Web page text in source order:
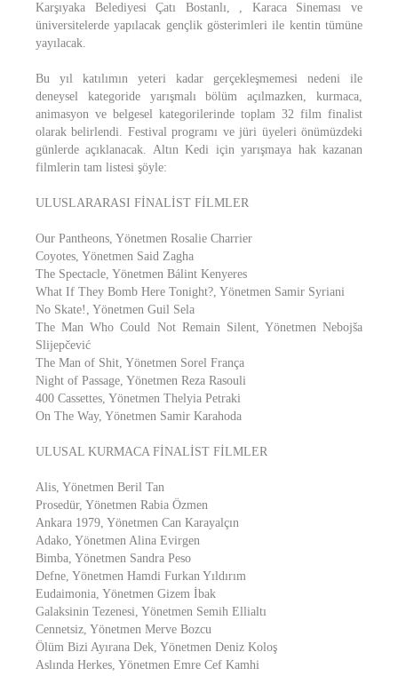
Karşıyaka Belediyesi Çatı Bostanlı, , Karaca Sineması ve
üniversitelerde yapılacak gençlik gösterimleri ile kentin tümüne
yayılacak.
Bu yıl katılımın yeteri kadar gerçekleşmemesi nedeni ile
deneysel kategoride yarışmalı bölüm açılmazken, kurmaca,
animasyon ve belgesel kategorilerinde toplam 32 film finalist
olarak belirlendi. Festival programı ve jüri üyeleri önümüzdeki
günlerde açıklanacak. Altın Kedi için yarışmaya hak kazanan
filmlerin tam listesi şöyle:
ULUSLARARASI FİNALİST FİLMLER
Our Pantheons, Yönetmen Rosalie Charrier
Coyotes, Yönetmen Said Zagha
The Spectacle, Yönetmen Bálint Kenyeres
What If They Bomb Here Tonight?, Yönetmen Samir Syriani
No Skate!, Yönetmen Guil Sela
The Man Who Could Not Remain Silent, Yönetmen Nebojša
Slijepčević
The Man of Shit, Yönetmen Sorel França
Night of Passage, Yönetmen Reza Rasouli
400 Cassettes, Yönetmen Thelyia Petraki
On The Way, Yönetmen Samir Karahoda
ULUSAL KURMACA FİNALİST FİLMLER
Alis, Yönetmen Beril Tan
Prosedür, Yönetmen Rabia Özmen
Ankara 1979, Yönetmen Can Karayalçın
Adako, Yönetmen Alina Evirgen
Bimba, Yönetmen Sandra Peso
Defne, Yönetmen Hamdi Furkan Yıldırım
Eudaimonia, Yönetmen Gizem İbak
Galaksinin Tezenesi, Yönetmen Semih Ellialtı
Cennetsiz, Yönetmen Merve Bozcu
Ölüm Bizi Ayırana Dek, Yönetmen Deniz Koloş
Aslında Herkes, Yönetmen Emre Cef Kamhi